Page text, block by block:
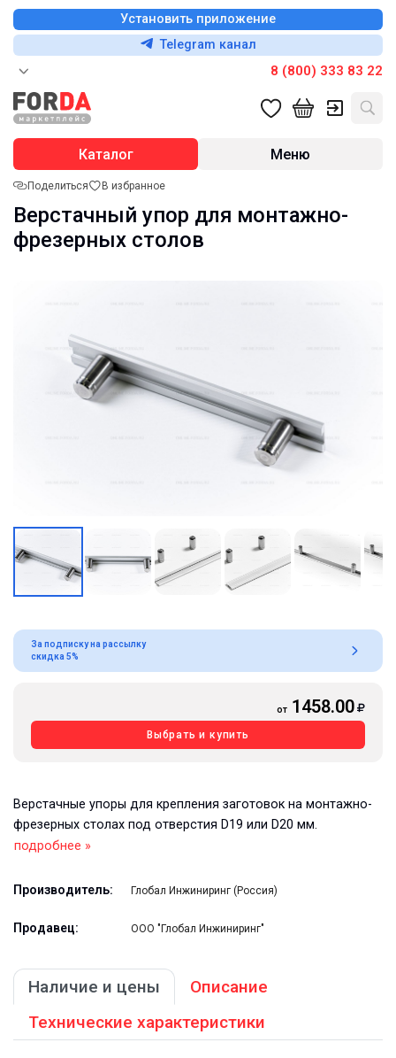
Установить приложение
Telegram канал
8 (800) 333 83 22
Каталог Меню
Поделиться В избранное
Верстачный упор для монтажно-
фрезерных столов
За подписку на рассылку
скидка 5%
от 1458.00
Выбрать и купить
Верстачные упоры для крепления заготовок на монтажно-
фрезерных столах под отверстия D19 или D20 мм.
подробнее »
Производитель: Глобал Инжиниринг (Россия)
Продавец: ООО "Глобал Инжиниринг"
Наличие и цены
Описание
Технические характеристики